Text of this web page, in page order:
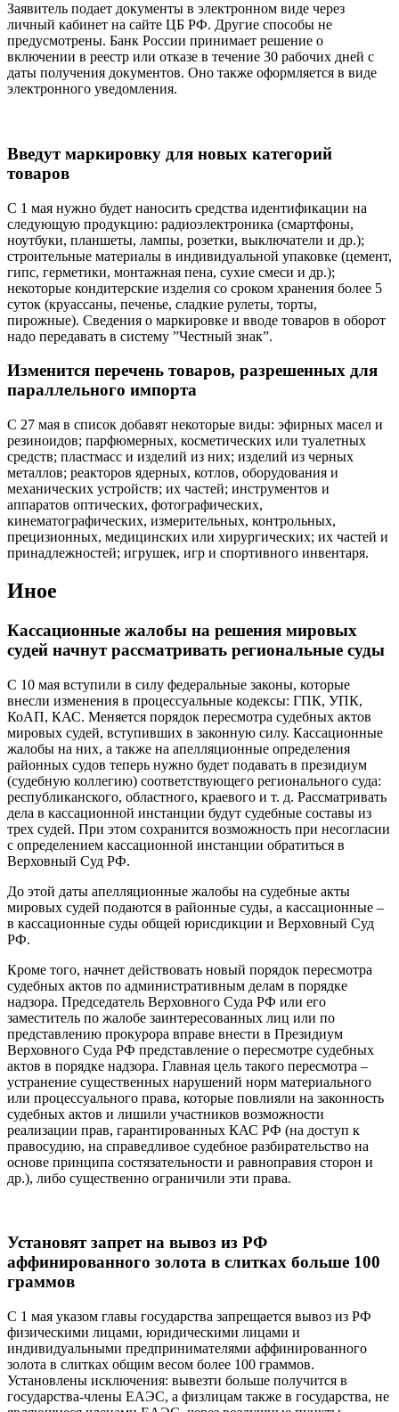
Заявитель подает документы в электронном виде через
личный кабинет на сайте ЦБ РФ. Другие способы не
предусмотрены. Банк России принимает решение о
включении в реестр или отказе в течение 30 рабочих дней с
даты получения документов. Оно также оформляется в виде
электронного уведомления.
Введут маркировку для новых категорий
товаров
С 1 мая нужно будет наносить средства идентификации на
следующую продукцию: радиоэлектроника (смартфоны,
ноутбуки, планшеты, лампы, розетки, выключатели и др.);
строительные материалы в индивидуальной упаковке (цемент,
гипс, герметики, монтажная пена, сухие смеси и др.);
некоторые кондитерские изделия со сроком хранения более 5
суток (круассаны, печенье, сладкие рулеты, торты,
пирожные). Сведения о маркировке и вводе товаров в оборот
надо передавать в систему ”Честный знак”.
Изменится перечень товаров, разрешенных для
параллельного импорта
С 27 мая в список добавят некоторые виды: эфирных масел и
резиноидов; парфюмерных, косметических или туалетных
средств; пластмасс и изделий из них; изделий из черных
металлов; реакторов ядерных, котлов, оборудования и
механических устройств; их частей; инструментов и
аппаратов оптических, фотографических,
кинематографических, измерительных, контрольных,
прецизионных, медицинских или хирургических; их частей и
принадлежностей; игрушек, игр и спортивного инвентаря.
Иное
Кассационные жалобы на решения мировых
судей начнут рассматривать региональные суды
С 10 мая вступили в силу федеральные законы, которые
внесли изменения в процессуальные кодексы: ГПК, УПК,
КоАП, КАС. Меняется порядок пересмотра судебных актов
мировых судей, вступивших в законную силу. Кассационные
жалобы на них, а также на апелляционные определения
районных судов теперь нужно будет подавать в президиум
(судебную коллегию) соответствующего регионального суда:
республиканского, областного, краевого и т. д. Рассматривать
дела в кассационной инстанции будут судебные составы из
трех судей. При этом сохранится возможность при несогласии
с определением кассационной инстанции обратиться в
Верховный Суд РФ.
До этой даты апелляционные жалобы на судебные акты
мировых судей подаются в районные суды, а кассационные –
в кассационные суды общей юрисдикции и Верховный Суд
РФ.
Кроме того, начнет действовать новый порядок пересмотра
судебных актов по административным делам в порядке
надзора. Председатель Верховного Суда РФ или его
заместитель по жалобе заинтересованных лиц или по
представлению прокурора вправе внести в Президиум
Верховного Суда РФ представление о пересмотре судебных
актов в порядке надзора. Главная цель такого пересмотра –
устранение существенных нарушений норм материального
или процессуального права, которые повлияли на законность
судебных актов и лишили участников возможности
реализации прав, гарантированных КАС РФ (на доступ к
правосудию, на справедливое судебное разбирательство на
основе принципа состязательности и равноправия сторон и
др.), либо существенно ограничили эти права.
Установят запрет на вывоз из РФ
аффинированного золота в слитках больше 100
граммов
С 1 мая указом главы государства запрещается вывоз из РФ
физическими лицами, юридическими лицами и
индивидуальными предпринимателями аффинированного
золота в слитках общим весом более 100 граммов.
Установлены исключения: вывезти больше получится в
государства-члены ЕАЭС, а физлицам также в государства, не